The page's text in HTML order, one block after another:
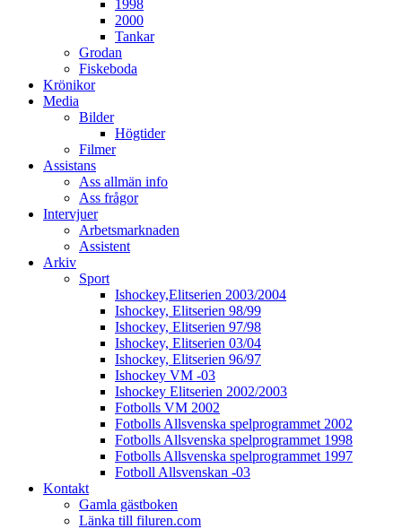
1998
2000
Tankar
Grodan
Fiskeboda
Krönikor
Media
Bilder
Högtider
Filmer
Assistans
Ass allmän info
Ass frågor
Intervjuer
Arbetsmarknaden
Assistent
Arkiv
Sport
Ishockey,Elitserien 2003/2004
Ishockey, Elitserien 98/99
Ishockey, Elitserien 97/98
Ishockey, Elitserien 03/04
Ishockey, Elitserien 96/97
Ishockey VM -03
Ishockey Elitserien 2002/2003
Fotbolls VM 2002
Fotbolls Allsvenska spelprogrammet 2002
Fotbolls Allsvenska spelprogrammet 1998
Fotbolls Allsvenska spelprogrammet 1997
Fotboll Allsvenskan -03
Kontakt
Gamla gästboken
Länka till filuren.com